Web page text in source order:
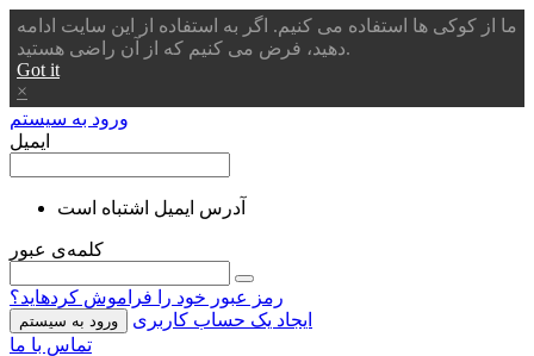
ما از کوکی ها استفاده می کنیم. اگر به استفاده از این سایت ادامه
دهید، فرض می کنیم که از آن راضی هستید.
Got it
×
ورود به سیستم
ایمیل
آدرس ایمیل اشتباه است
کلمه‌ی عبور
رمز عبور خود را فراموش کردهاید؟
ورود به سیستم
ایجاد یک حساب کاربری
تماس با ما